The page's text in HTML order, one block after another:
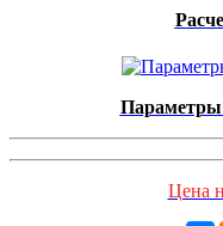
Параметры
Цена